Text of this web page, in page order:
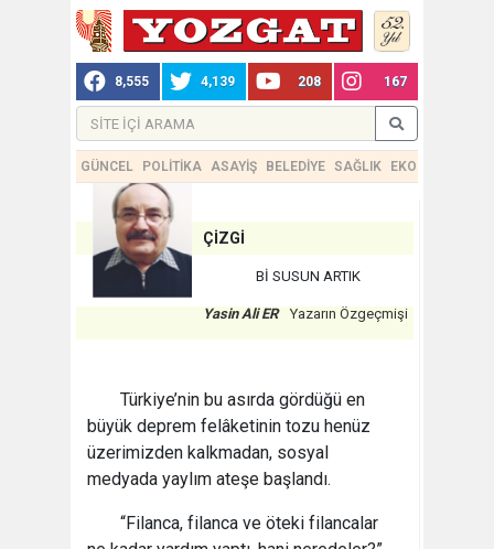
8,555 4,139 208 167
GÜNCEL POLİTİKA ASAYİŞ BELEDİYE SAĞLIK EKONOMİ
ÇİZGİ
Bİ SUSUN ARTIK
Yasin Ali ER Yazarın Özgeçmişi
Türkiye’nin bu asırda gördüğü en
büyük deprem felâketinin tozu henüz
üzerimizden kalkmadan, sosyal
medyada yaylım ateşe başlandı.
“Filanca, filanca ve öteki filancalar